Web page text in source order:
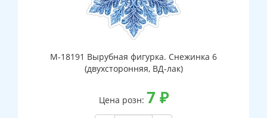
М-18191 Вырубная фигурка. Снежинка 6
(двухсторонняя, ВД-лак)
Цена розн: 7 ₽